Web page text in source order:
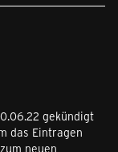
gekündigt
das Eintragen
neuen